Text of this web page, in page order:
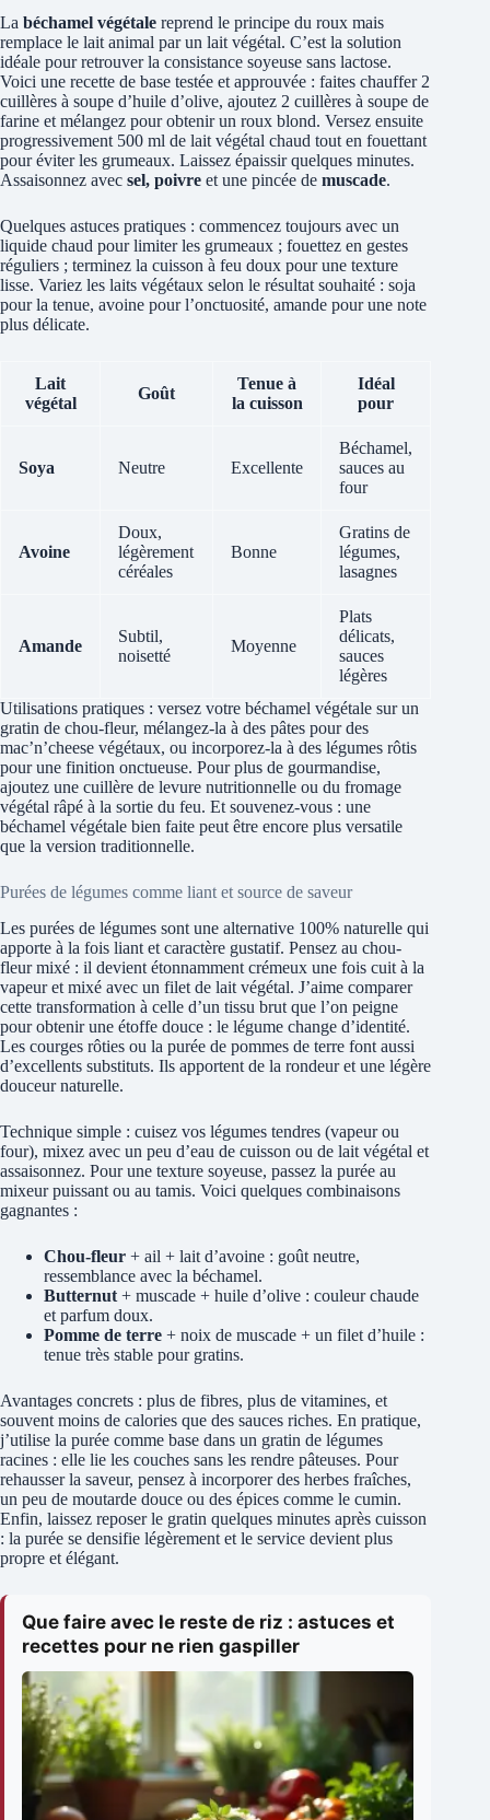
La béchamel végétale reprend le principe du roux mais
remplace le lait animal par un lait végétal. C’est la solution
idéale pour retrouver la consistance soyeuse sans lactose.
Voici une recette de base testée et approuvée : faites chauffer 2
cuillères à soupe d’huile d’olive, ajoutez 2 cuillères à soupe de
farine et mélangez pour obtenir un roux blond. Versez ensuite
progressivement 500 ml de lait végétal chaud tout en fouettant
pour éviter les grumeaux. Laissez épaissir quelques minutes.
Assaisonnez avec sel, poivre et une pincée de muscade.
Quelques astuces pratiques : commencez toujours avec un
liquide chaud pour limiter les grumeaux ; fouettez en gestes
réguliers ; terminez la cuisson à feu doux pour une texture
lisse. Variez les laits végétaux selon le résultat souhaité : soja
pour la tenue, avoine pour l’onctuosité, amande pour une note
plus délicate.
Lait
végétal
Goût
Tenue à
la cuisson
Idéal
pour
Soya Neutre Excellente
Béchamel,
sauces au
four
Avoine
Doux,
légèrement
céréales
Bonne
Gratins de
légumes,
lasagnes
Amande
Subtil,
noisetté
Moyenne
Plats
délicats,
sauces
légères
Utilisations pratiques : versez votre béchamel végétale sur un
gratin de chou-fleur, mélangez-la à des pâtes pour des
mac’n’cheese végétaux, ou incorporez-la à des légumes rôtis
pour une finition onctueuse. Pour plus de gourmandise,
ajoutez une cuillère de levure nutritionnelle ou du fromage
végétal râpé à la sortie du feu. Et souvenez-vous : une
béchamel végétale bien faite peut être encore plus versatile
que la version traditionnelle.
Purées de légumes comme liant et source de saveur
Les purées de légumes sont une alternative 100% naturelle qui
apporte à la fois liant et caractère gustatif. Pensez au chou-
fleur mixé : il devient étonnamment crémeux une fois cuit à la
vapeur et mixé avec un filet de lait végétal. J’aime comparer
cette transformation à celle d’un tissu brut que l’on peigne
pour obtenir une étoffe douce : le légume change d’identité.
Les courges rôties ou la purée de pommes de terre font aussi
d’excellents substituts. Ils apportent de la rondeur et une légère
douceur naturelle.
Technique simple : cuisez vos légumes tendres (vapeur ou
four), mixez avec un peu d’eau de cuisson ou de lait végétal et
assaisonnez. Pour une texture soyeuse, passez la purée au
mixeur puissant ou au tamis. Voici quelques combinaisons
gagnantes :
Chou-fleur + ail + lait d’avoine : goût neutre,
ressemblance avec la béchamel.
Butternut + muscade + huile d’olive : couleur chaude
et parfum doux.
Pomme de terre + noix de muscade + un filet d’huile :
tenue très stable pour gratins.
Avantages concrets : plus de fibres, plus de vitamines, et
souvent moins de calories que des sauces riches. En pratique,
j’utilise la purée comme base dans un gratin de légumes
racines : elle lie les couches sans les rendre pâteuses. Pour
rehausser la saveur, pensez à incorporer des herbes fraîches,
un peu de moutarde douce ou des épices comme le cumin.
Enfin, laissez reposer le gratin quelques minutes après cuisson
: la purée se densifie légèrement et le service devient plus
propre et élégant.
Que faire avec le reste de riz : astuces et
recettes pour ne rien gaspiller